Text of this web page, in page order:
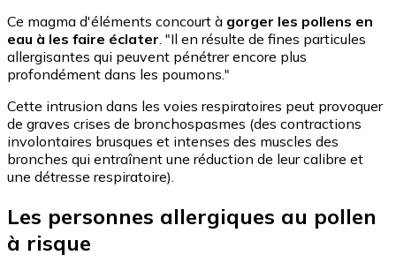
Ce magma d'éléments concourt à gorger les pollens en
eau à les faire éclater. "Il en résulte de fines particules
allergisantes qui peuvent pénétrer encore plus
profondément dans les poumons."
Cette intrusion dans les voies respiratoires peut provoquer
de graves crises de bronchospasmes (des contractions
involontaires brusques et intenses des muscles des
bronches qui entraînent une réduction de leur calibre et
une détresse respiratoire).
Les personnes allergiques au pollen
à risque